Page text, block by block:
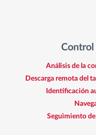
Control
Análisis de la
Descarga remota del
Identificación
Seguimiento